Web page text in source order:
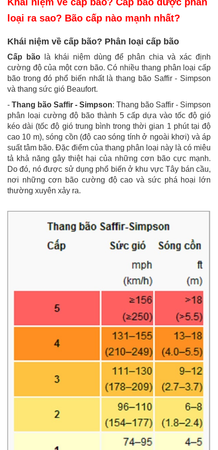
loại ra sao? Bão cấp nào mạnh nhất?
Khái niệm về cấp bão? Phân loại cấp bão
Cấp bão
là khái niệm dùng để phân chia và xác định
cường độ của một cơn bão. Có nhiều thang phân loại cấp
bão trong đó phổ biến nhất là thang bão Saffir - Simpson
và thang sức gió Beaufort.
- Thang bão Saffir - Simpson: Thang bão Saffir - Simpson
phân loại cường độ bão thành 5 cấp dựa vào tốc độ gió
kéo dài (tốc độ gió trung bình trong thời gian 1 phút tại độ
cao 10 m), sóng cồn (độ cao sóng tính ở ngoài khơi) và áp
suất tâm bão. Đặc điểm của thang phân loại này là có miêu
tả khả năng gây thiệt hại của những cơn bão cực mạnh.
Do đó, nó được sử dụng phổ biến ở khu vực Tây bán cầu,
nơi những cơn bão cường độ cao và sức phá hoại lớn
thường xuyên xảy ra.